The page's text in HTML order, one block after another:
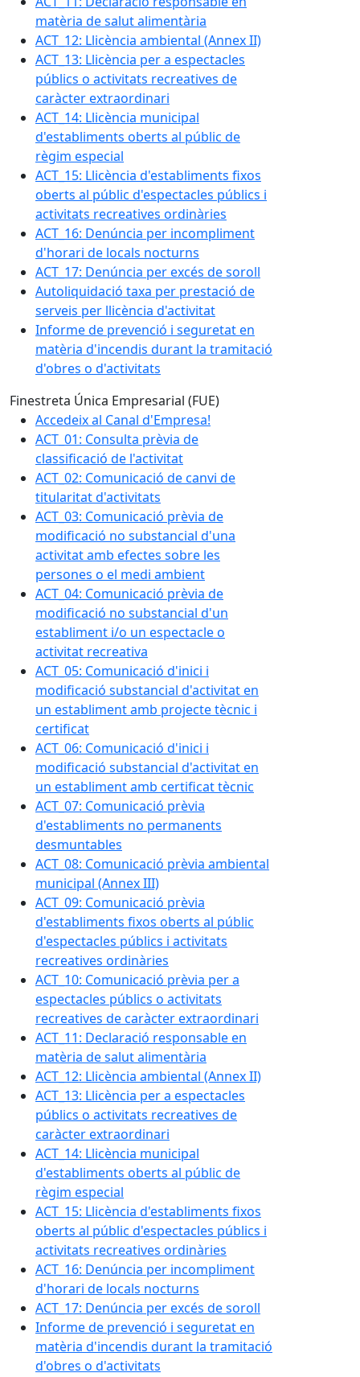
matèria de salut alimentària
ACT_12: Llicència ambiental (Annex II)
ACT_13: Llicència per a espectacles
públics o activitats recreatives de
caràcter extraordinari
ACT_14: Llicència municipal
d'establiments oberts al públic de
règim especial
ACT_15: Llicència d'establiments fixos
oberts al públic d'espectacles públics i
activitats recreatives ordinàries
ACT_16: Denúncia per incompliment
d'horari de locals nocturns
ACT_17: Denúncia per excés de soroll
Autoliquidació taxa per prestació de
serveis per llicència d'activitat
Informe de prevenció i seguretat en
matèria d'incendis durant la tramitació
d'obres o d'activitats
Finestreta Única Empresarial (FUE)
Accedeix al Canal d'Empresa!
ACT_01: Consulta prèvia de
classificació de l'activitat
ACT_02: Comunicació de canvi de
titularitat d'activitats
ACT_03: Comunicació prèvia de
modificació no substancial d'una
activitat amb efectes sobre les
persones o el medi ambient
ACT_04: Comunicació prèvia de
modificació no substancial d'un
establiment i/o un espectacle o
activitat recreativa
ACT_05: Comunicació d'inici i
modificació substancial d'activitat en
un establiment amb projecte tècnic i
certificat
ACT_06: Comunicació d'inici i
modificació substancial d'activitat en
un establiment amb certificat tècnic
ACT_07: Comunicació prèvia
d'establiments no permanents
desmuntables
ACT_08: Comunicació prèvia ambiental
municipal (Annex III)
ACT_09: Comunicació prèvia
d'establiments fixos oberts al públic
d'espectacles públics i activitats
recreatives ordinàries
ACT_10: Comunicació prèvia per a
espectacles públics o activitats
recreatives de caràcter extraordinari
ACT_11: Declaració responsable en
matèria de salut alimentària
ACT_12: Llicència ambiental (Annex II)
ACT_13: Llicència per a espectacles
públics o activitats recreatives de
caràcter extraordinari
ACT_14: Llicència municipal
d'establiments oberts al públic de
règim especial
ACT_15: Llicència d'establiments fixos
oberts al públic d'espectacles públics i
activitats recreatives ordinàries
ACT_16: Denúncia per incompliment
d'horari de locals nocturns
ACT_17: Denúncia per excés de soroll
Informe de prevenció i seguretat en
matèria d'incendis durant la tramitació
d'obres o d'activitats